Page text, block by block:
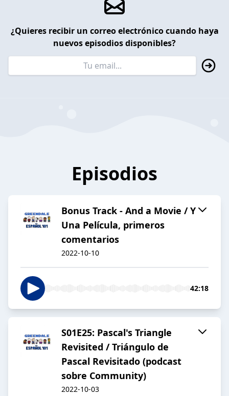
¿Quieres recibir un correo electrónico cuando haya
nuevos episodios disponibles?
Episodios
Bonus Track - And a Movie / Y
Una Película, primeros
comentarios
2022-10-10
42:18
S01E25: Pascal's Triangle
Revisited / Triángulo de
Pascal Revisitado (podcast
sobre Community)
2022-10-03